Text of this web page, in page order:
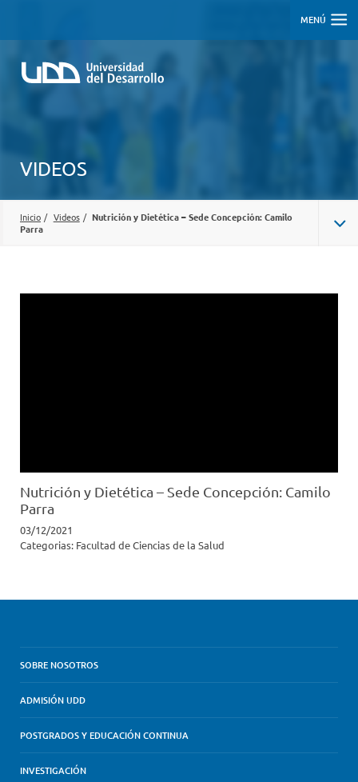
MENÚ
VIDEOS
Inicio / Videos / Nutrición y Dietética – Sede Concepción: Camilo
Parra
Nutrición y Dietética – Sede Concepción: Camilo
Parra
03/12/2021
Categorias: Facultad de Ciencias de la Salud
SOBRE NOSOTROS
ADMISIÓN UDD
POSTGRADOS Y EDUCACIÓN CONTINUA
INVESTIGACIÓN